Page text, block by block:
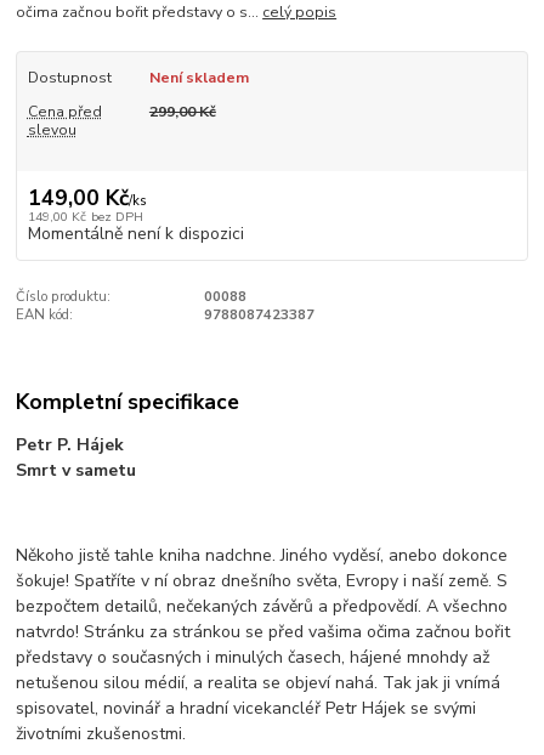
očima začnou bořit představy o s... celý popis
Dostupnost
Není skladem
Cena před
slevou
299,00 Kč
149,00 Kč/ks
149,00 Kč bez DPH
Momentálně není k dispozici
Číslo produktu:
00088
EAN kód:
9788087423387
Kompletní specifikace
Petr P. Hájek
Smrt v sametu
Někoho jistě tahle kniha nadchne. Jiného vyděsí, anebo dokonce
šokuje! Spatříte v ní obraz dnešního světa, Evropy i naší země. S
bezpočtem detailů, nečekaných závěrů a předpovědí. A všechno
natvrdo! Stránku za stránkou se před vašima očima začnou bořit
představy o současných i minulých časech, hájené mnohdy až
netušenou silou médií, a realita se objeví nahá. Tak jak ji vnímá
spisovatel, novinář a hradní vicekancléř Petr Hájek se svými
životními zkušenostmi.